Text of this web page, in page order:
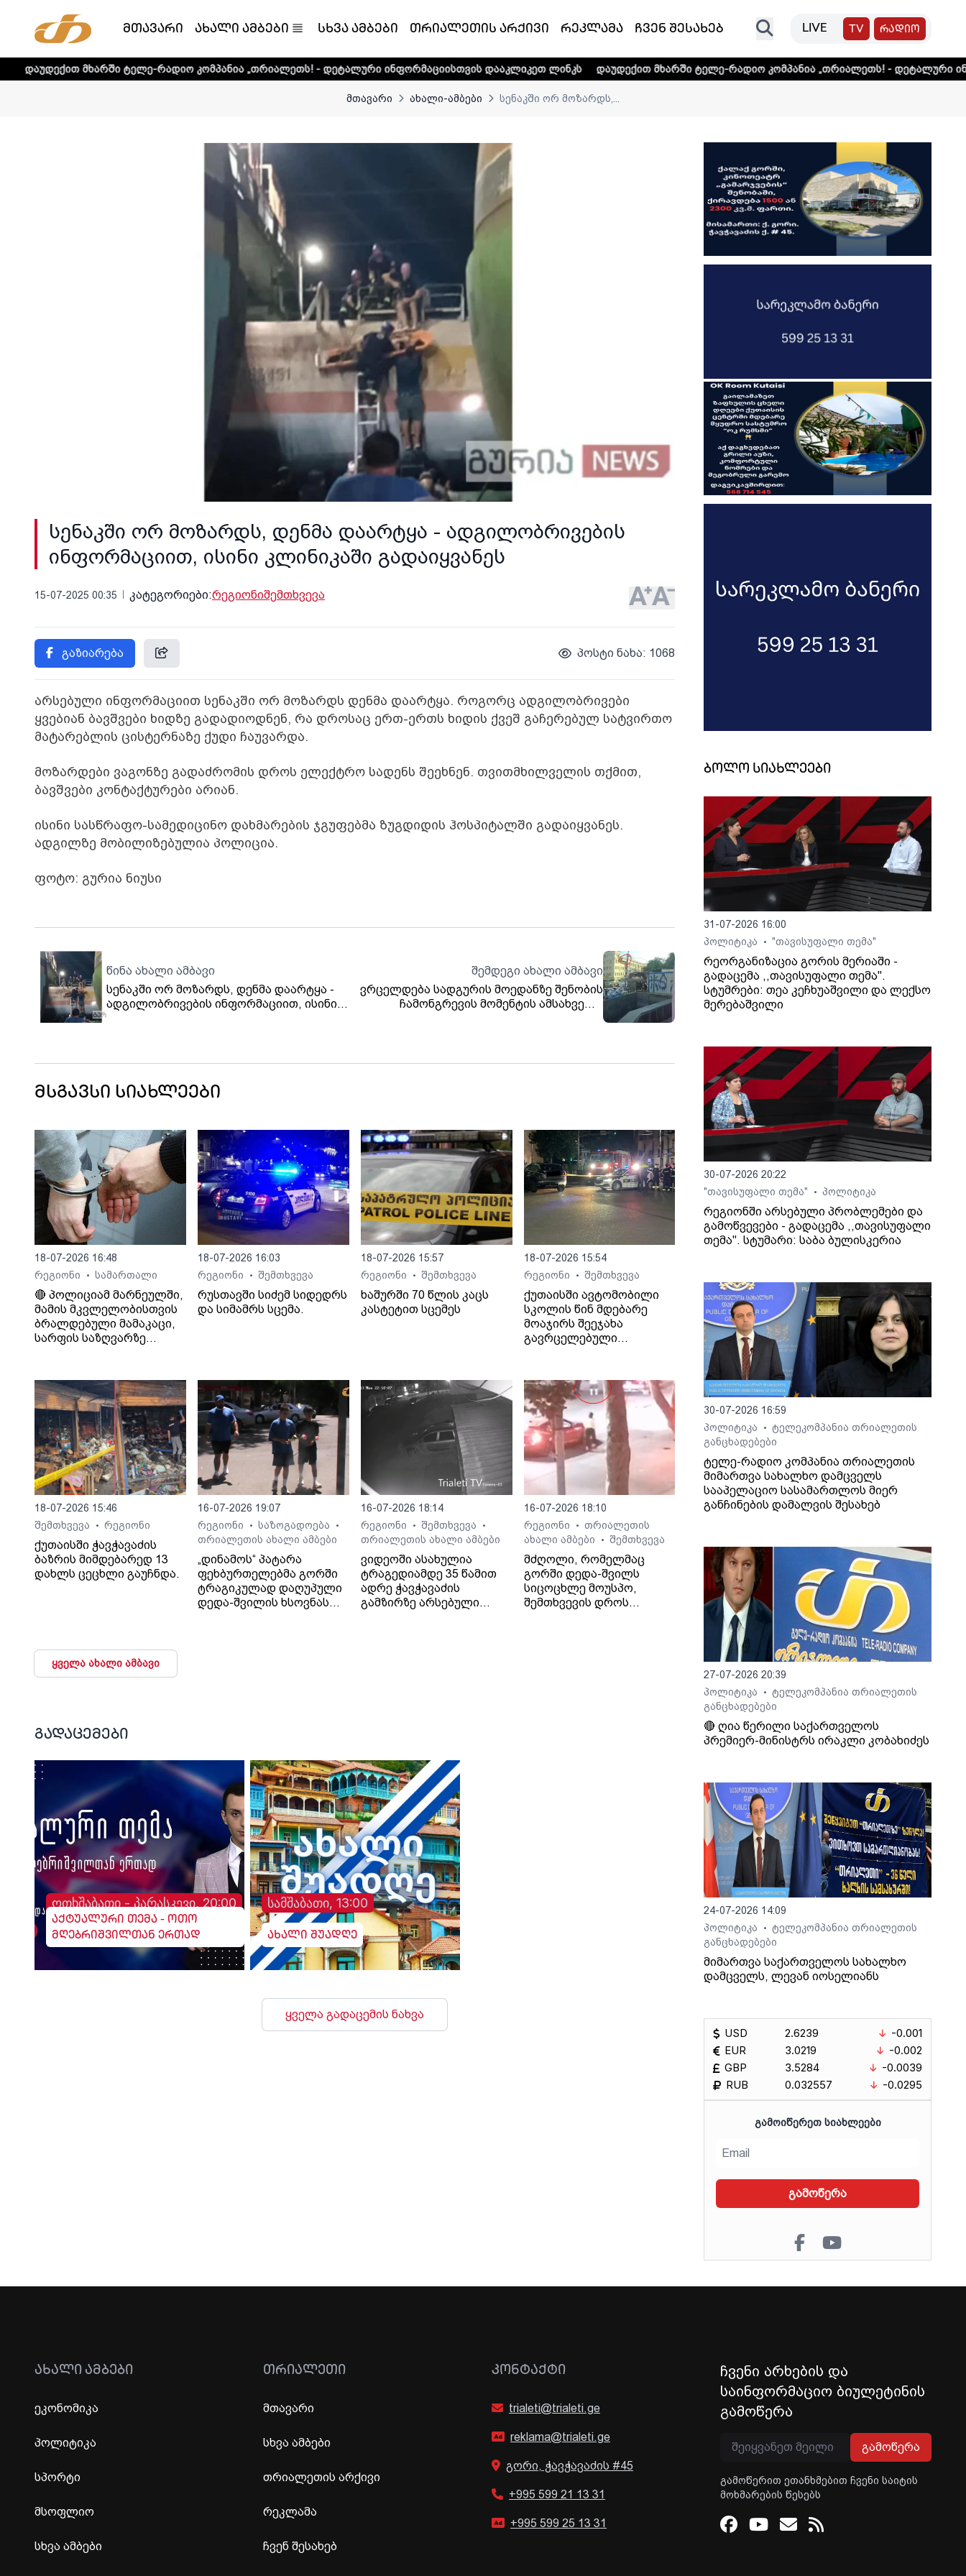
მთავარი ახალი ამბები სხვა ამბები თრიალეთის არქივი რეკლამა ჩვენ შესახებ LIVE TV რადიო
ტელე-რადიო კომპანია „თრიალეთს! - დეტალური ინფორმაციისთვის დააკლიკეთ ლინკს დაუდექით მხარში ტელე-რადიო კომპანია „თრიალეთს! - დეტალური
მთავარი ახალი-ამბები სენაკში ორ მოზარდს,...
სენაკში ორ მოზარდს, დენმა დაარტყა - ადგილობრივების
ინფორმაციით, ისინი კლინიკაში გადაიყვანეს
15-07-2025 00:35 კატეგორიები:რეგიონიშემთხვევა
გაზიარება პოსტი ნახა: 1068
არსებული ინფორმაციით სენაკში ორ მოზარდს დენმა დაარტყა. როგორც ადგილობრივები
ყვებიან ბავშვები ხიდზე გადადიოდნენ, რა დროსაც ერთ-ერთს ხიდის ქვეშ გაჩერებულ სატვირთო
მატარებლის ცისტერნაზე ქუდი ჩაუვარდა.
მოზარდები ვაგონზე გადაძრომის დროს ელექტრო სადენს შეეხნენ. თვითმხილველის თქმით,
ბავშვები კონტაქტურები არიან.
ისინი სასწრაფო-სამედიცინო დახმარების ჯგუფებმა ზუგდიდის ჰოსპიტალში გადაიყვანეს.
ადგილზე მობილიზებულია პოლიცია.
ფოტო: გურია ნიუსი
წინა ახალი ამბავი
სენაკში ორ მოზარდს, დენმა დაარტყა -
ადგილობრივების ინფორმაციით, ისინი
შემდეგი ახალი ამბავი
ვრცელდება სადგურის მოედანზე შენობის
ჩამონგრევის მომენტის ამსახველი
კადრები
მსგავსი სიახლეები
18-07-2026 16:48
რეგიონი
• სამართალი
🔴 პოლიციამ მარნეულში,
მამის მკვლელობისთვის
ბრალდებული მამაკაცი,
სარფის საზღვარზე
18-07-2026 16:03
რეგიონი
• შემთხვევა
რუსთავში სიძემ სიდედრს
და სიმამრს სცემა.
18-07-2026 15:57
რეგიონი
• შემთხვევა
ხაშურში 70 წლის კაცს
კასტეტით სცემეს
18-07-2026 15:54
რეგიონი
• შემთხვევა
ქუთაისში ავტომობილი
სკოლის წინ მდებარე
მოაჯირს შეეჯახა
გავრცელებული
საჯარო სკოლასთან
მოხდა.
18-07-2026 15:46
შემთხვევა
• რეგიონი
ქუთაისში ჭავჭავაძის
ბაზრის მიმდებარედ 13
დახლს ცეცხლი გაუჩნდა.
16-07-2026 19:07
რეგიონი
• საზოგადოება •
თრიალეთის ახალი ამბები
„დინამოს“ პატარა
ფეხბურთელებმა გორში
ტრაგიკულად დაღუპული
დედა-შვილის ხსოვნას
16-07-2026 18:14
რეგიონი
• შემთხვევა •
თრიალეთის ახალი ამბები
ვიდეოში ასახულია
ტრაგედიამდე 35 წამით
ადრე ჭავჭავაძის
გამზირზე არსებული
16-07-2026 18:10
რეგიონი
• თრიალეთის
ახალი ამბები
• შემთხვევა
მძღოლი, რომელმაც
გორში დედა-შვილს
სიცოცხლე მოუსპო,
შემთხვევის დროს
ყველა ახალი ამბავი
გადაცემები
ოთხშაბათი - პარასკევი, 20:00
აქტუალური თემა - ოთო
მღებრიშვილთან ერთად
სამშაბათი, 13:00
ახალი შუადღე
ყველა გადაცემის ნახვა
ბოლო სიახლეები
31-07-2026 16:00
პოლიტიკა
• "თავისუფალი თემა"
რეორგანიზაცია გორის მერიაში -
გადაცემა ,,თავისუფალი თემა".
სტუმრები: თეა კეჩხუაშვილი და ლექსო
მერებაშვილი
30-07-2026 20:22
"თავისუფალი თემა"
• პოლიტიკა
რეგიონში არსებული პრობლემები და
გამოწვევები - გადაცემა ,,თავისუფალი
თემა". სტუმარი: საბა ბულისკერია
30-07-2026 16:59
პოლიტიკა
•
ტელეკომპანია თრიალეთის
განცხადებები
ტელე-რადიო კომპანია თრიალეთის
მიმართვა სახალხო დამცველს
სააპელაციო სასამართლოს მიერ
განჩინების დამალვის შესახებ
27-07-2026 20:39
პოლიტიკა
•
ტელეკომპანია თრიალეთის
განცხადებები
🔴 ღია წერილი საქართველოს
პრემიერ-მინისტრს ირაკლი კობახიძეს
24-07-2026 14:09
პოლიტიკა
•
ტელეკომპანია თრიალეთის
განცხადებები
მიმართვა საქართველოს სახალხო
დამცველს, ლევან იოსელიანს
USD
EUR
GBP
RUB
2.6239
3.0219
3.5284
0.032557
-0.001
-0.002
-0.0039
-0.0295
ᲒᲐᲛᲝᲘᲬᲔᲠᲔᲗ ᲡᲘᲐᲮᲚᲔᲔᲑᲘ
გამოწერა
ᲐᲮᲐᲚᲘ ᲐᲛᲑᲔᲑᲘ
ეკონომიკა
პოლიტიკა
სპორტი
მსოფლიო
სხვა ამბები
ᲗᲠᲘᲐᲚᲔᲗᲘ
მთავარი
სხვა ამბები
თრიალეთის არქივი
რეკლამა
ჩვენ შესახებ
ᲙᲝᲜᲢᲐᲥᲢᲘ
trialeti@trialeti.ge
reklama@trialeti.ge
გორი, ჭავჭავაძის #45
+995 599 21 13 31
+995 599 25 13 31
ჩვენი არხების და
საინფორმაციო ბიულეტინის
გამოწერა
გამოწერა
გამოწერით ეთანხმებით ჩვენი საიტის
მოხმარების წესებს
Facebook
Youtube
Email
RSS